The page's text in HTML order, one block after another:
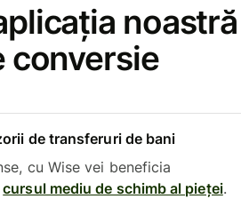
noastră
conversie
de transferuri de bani
cu Wise vei beneficia
cursul mediu de schimb al pieței.